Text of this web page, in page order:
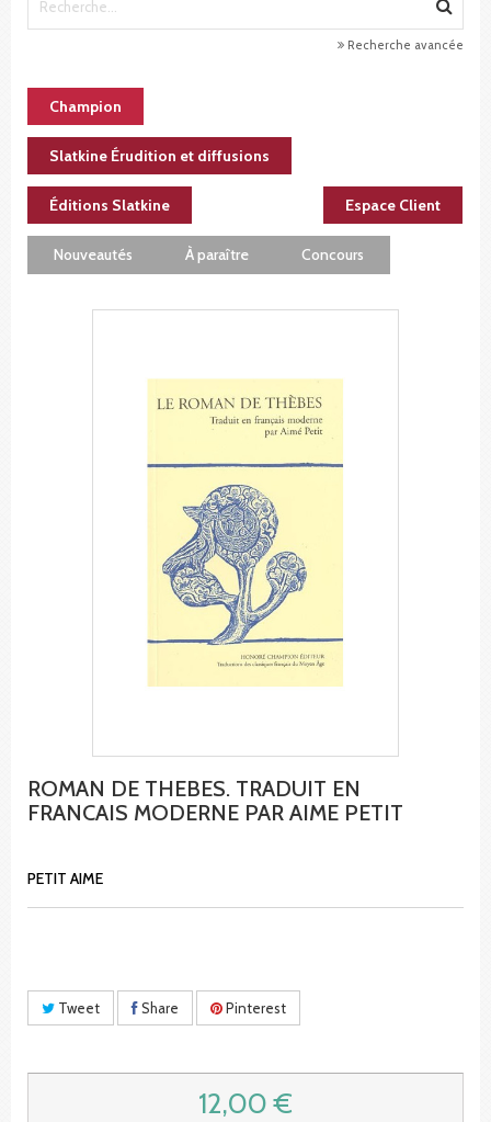
Recherche avancée
Champion
Slatkine Érudition et diffusions
Éditions Slatkine Espace Client
Nouveautés À paraître Concours
ROMAN DE THEBES. TRADUIT EN
FRANCAIS MODERNE PAR AIME PETIT
PETIT AIME
Tweet Share Pinterest
12,00 €